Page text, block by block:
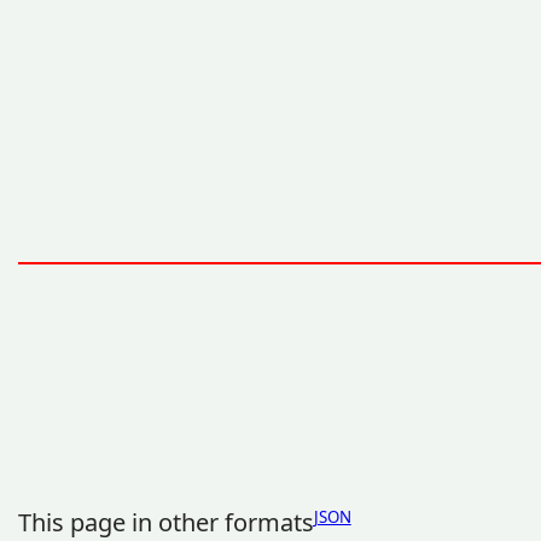
This page in other formatsJSON